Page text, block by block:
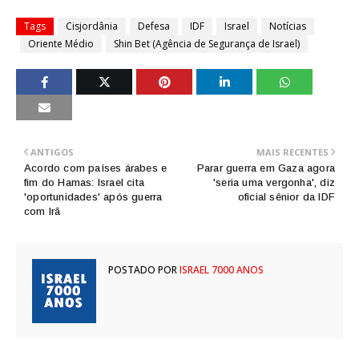
Tags Cisjordânia Defesa IDF Israel
Notícias
Oriente Médio
Shin Bet (Agência de Segurança de Israel)
MAIS RECENTES
Parar guerra em Gaza agora
'seria uma vergonha', diz
oficial sênior da IDF
ANTIGOS
Acordo com países árabes e
fim do Hamas: Israel cita
'oportunidades' após guerra
com Irã
POSTADO PORISRAEL 7000 ANOS